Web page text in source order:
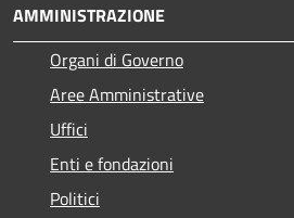
AMMINISTRAZIONE
Organi di Governo
Aree Amministrative
Uffici
Enti e fondazioni
Politici